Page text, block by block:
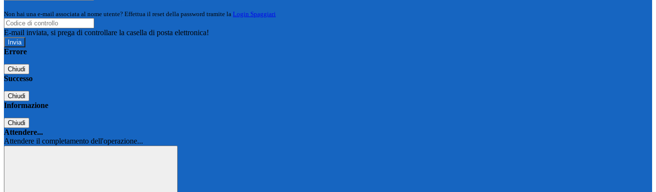
Non hai una e-mail associata al nome utente? Effettua il reset della password tramite la Login Spaggiari
E-mail inviata, si prega di controllare la casella di posta elettronica!
Errore
Chiudi
Successo
Chiudi
Informazione
Chiudi
Attendere...
Attendere il completamento dell'operazione...